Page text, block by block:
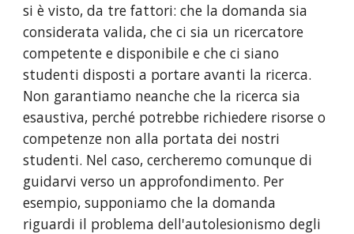
si è visto, da tre fattori: che la domanda sia
considerata valida, che ci sia un ricercatore
competente e disponibile e che ci siano
studenti disposti a portare avanti la ricerca.
Non garantiamo neanche che la ricerca sia
esaustiva, perché potrebbe richiedere risorse o
competenze non alla portata dei nostri
studenti. Nel caso, cercheremo comunque di
guidarvi verso un approfondimento. Per
esempio, supponiamo che la domanda
riguardi il problema dell'autolesionismo degli